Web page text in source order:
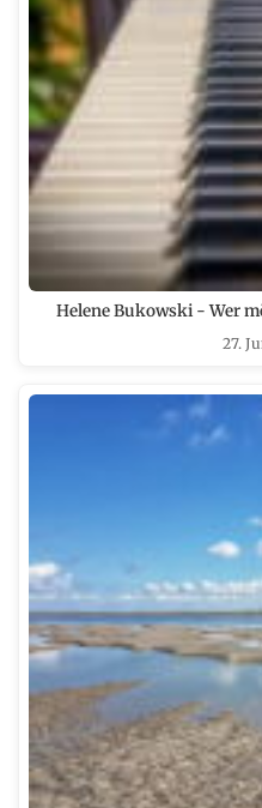
Helene Bukowski - Wer
27.